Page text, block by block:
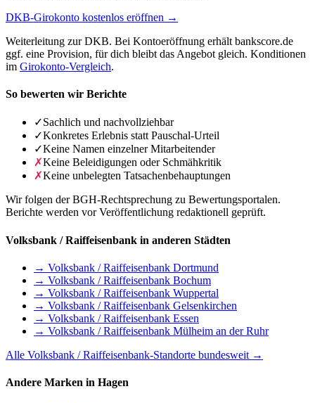
DKB-Girokonto kostenlos eröffnen →
Weiterleitung zur DKB. Bei Kontoeröffnung erhält bankscore.de
ggf. eine Provision, für dich bleibt das Angebot gleich. Konditionen
im Girokonto-Vergleich.
So bewerten wir Berichte
✓Sachlich und nachvollziehbar
✓Konkretes Erlebnis statt Pauschal-Urteil
✓Keine Namen einzelner Mitarbeitender
✗Keine Beleidigungen oder Schmähkritik
✗Keine unbelegten Tatsachenbehauptungen
Wir folgen der BGH-Rechtsprechung zu Bewertungsportalen.
Berichte werden vor Veröffentlichung redaktionell geprüft.
Volksbank / Raiffeisenbank in anderen Städten
→ Volksbank / Raiffeisenbank Dortmund
→ Volksbank / Raiffeisenbank Bochum
→ Volksbank / Raiffeisenbank Wuppertal
→ Volksbank / Raiffeisenbank Gelsenkirchen
→ Volksbank / Raiffeisenbank Essen
→ Volksbank / Raiffeisenbank Mülheim an der Ruhr
Alle Volksbank / Raiffeisenbank-Standorte bundesweit →
Andere Marken in Hagen